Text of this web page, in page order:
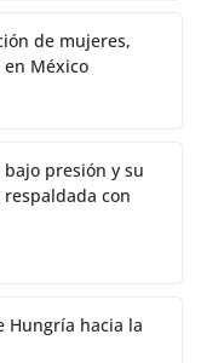
de mujeres,
México
bajo presión y su
con
Hungría hacia la